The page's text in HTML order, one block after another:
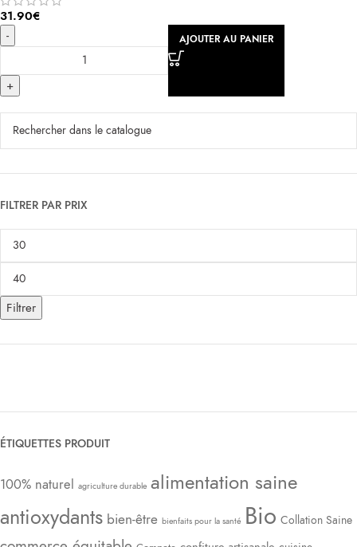
FILTRER PAR PRIX
Filtrer
ÉTIQUETTES PRODUIT
100% naturel agriculture durable alimentation saine
antioxydants bien-être bienfaits pour la santé Bio Collation Saine
31.90€
-
+
AJOUTER AU PANIER